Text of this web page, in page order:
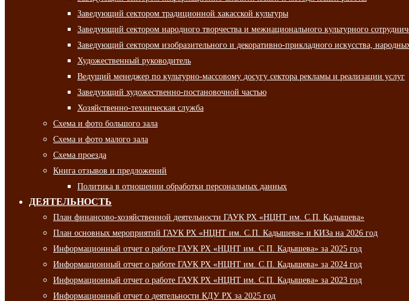
Заведующий сектором традиционной хакасской культуры
Заведующий сектором народного творчества и межнационального культурного
Заведующий сектором изобразительного и декоративно-прикладного искусства,
Художественный руководитель
Ведущий менеджер по культурно-массовому досугу сектора рекламы и реализации услуг
Заведующий художественно-постановочной частью
Хозяйственно-техническая служба
Схема и фото большого зала
Схема и фото малого зала
Схема проезда
Книга отзывов и предложений
Политика в отношении обработки персональных данных
ДЕЯТЕЛЬНОСТЬ
План финансово-хозяйственной деятельности ГАУК РХ «НЦНТ им. С.П. Кадышева»
План основных мероприятий ГАУК РХ «НЦНТ им. С.П. Кадышева» и КИЗа на 2026 год
Информационный отчет о работе ГАУК РХ «НЦНТ им. С.П. Кадышева» за 2025 год
Информационный отчет о работе ГАУК РХ «НЦНТ им. С.П. Кадышева» за 2024 год
Информационный отчет о работе ГАУК РХ «НЦНТ им. С.П. Кадышева» за 2023 год
Информационный отчет о деятельности КДУ РХ за 2025 год